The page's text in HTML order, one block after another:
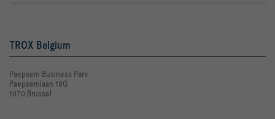
TROX Belgium
Paepsem Business Park
Paepsemlaan 18G
1070 Brussel